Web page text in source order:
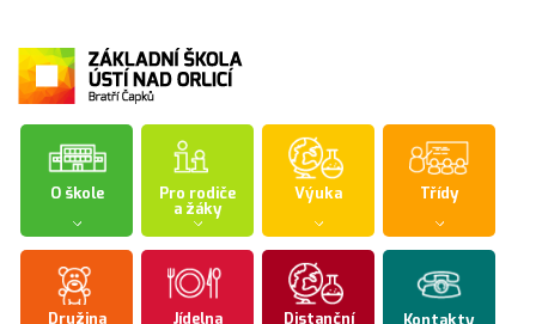
O škole Pro rodiče
a žáky
Výuka Třídy
Družina Jídelna Distanční